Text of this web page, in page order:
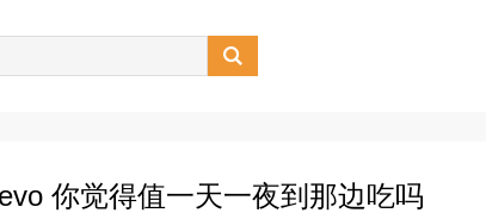

你觉得值一天一夜到那边吃吗